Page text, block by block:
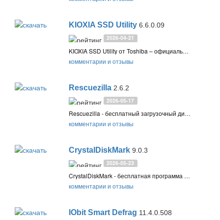
KIOXIA SSD Utility 6.6.0.09
2026-04-21
KIOXIA SSD Utility от Toshiba – официальная программа для проверки состояния, обслуживания и обновления прошивки твёрдотельных накопителей OCZ и KIOXIA
комментарии и отзывы
Rescuezilla 2.6.2
2026-05-17
Rescuezilla - бесплатный загрузочный диск для записи USB-накопитель или DVD-диск, позволяющий выполнять резервное копирование и восстановление образов разделов и дисков, клонировать их, а также создавать, изменять и удалять разделы диска
комментарии и отзывы
CrystalDiskMark 9.0.3
2026-05-23
CrystalDiskMark - бесплатная программа для измерения скорости передачи данных у жестких дисков, SSD накопителей, USB-носителей и карт памяти
комментарии и отзывы
IObit Smart Defrag 11.4.0.508